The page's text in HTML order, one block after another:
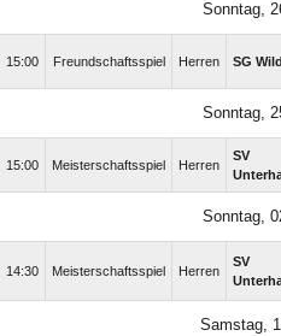
Sonntag,
15:00 Freundschaftsspiel Herren SG
Sonntag,
15:00 Meisterschaftsspiel Herren
SV
Sonntag,
14:30 Meisterschaftsspiel Herren
SV
Samstag,